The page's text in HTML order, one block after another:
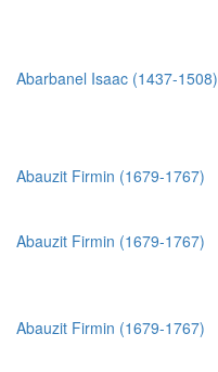
Abarbanel Isaac (1437-1508)
Abauzit Firmin (1679-1767)
Abauzit Firmin (1679-1767)
Abauzit Firmin (1679-1767)